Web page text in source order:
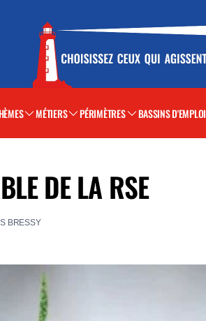
MÉTIERS PÉRIMÈTRES BASSINS D'EMPLOI
DE LA RSE
BRESSY
fenêtre)
(nouvelle fenêtre)
(nouvelle fenêtre)